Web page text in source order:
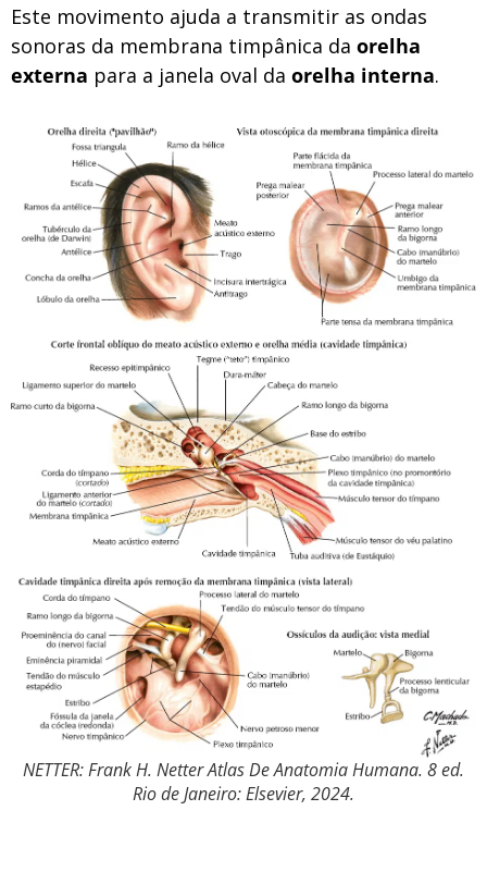
Este movimento ajuda a transmitir as ondas
sonoras da membrana timpânica da orelha
externa para a janela oval da orelha interna.
NETTER: Frank H. Netter Atlas De Anatomia Humana. 8 ed.
Rio de Janeiro: Elsevier, 2024.